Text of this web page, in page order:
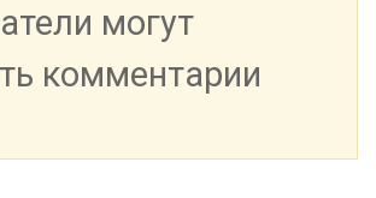
могут
комментарии